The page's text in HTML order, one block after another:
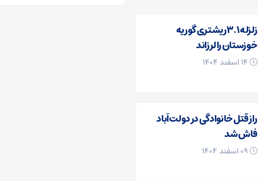
زلزله ۳.۱ ریشتری گوریه
خوزستان را لرزاند
راز قتل خانوادگی در دولت‌آباد
فاش شد